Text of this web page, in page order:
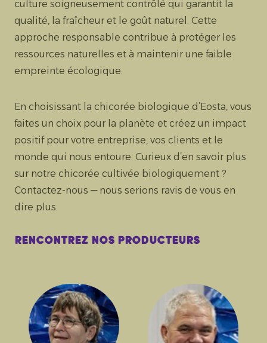
culture soigneusement contrôlé qui garantit la
qualité, la fraîcheur et le goût naturel. Cette
approche responsable contribue à protéger les
ressources naturelles et à maintenir une faible
empreinte écologique.
En choisissant la chicorée biologique d’Eosta, vous
faites un choix pour la planète et créez un impact
positif pour votre entreprise, vos clients et le
monde qui nous entoure. Curieux d’en savoir plus
sur notre chicorée cultivée biologiquement ?
Contactez-nous — nous serions ravis de vous en
dire plus.
Rencontrez nos producteurs